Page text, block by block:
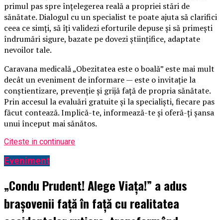
primul pas spre înțelegerea reală a propriei stări de
sănătate. Dialogul cu un specialist te poate ajuta să clarifici
ceea ce simți, să îți validezi eforturile depuse și să primești
îndrumări sigure, bazate pe dovezi științifice, adaptate
nevoilor tale.
Caravana medicală „Obezitatea este o boală” este mai mult
decât un eveniment de informare — este o invitație la
conștientizare, prevenție și grijă față de propria sănătate.
Prin accesul la evaluări gratuite și la specialiști, fiecare pas
făcut contează. Implică-te, informează-te și oferă-ți șansa
unui început mai sănătos.
Citeste in continuare
Eveniment
„Condu Prudent! Alege Viața!” a adus
brașovenii față în față cu realitatea